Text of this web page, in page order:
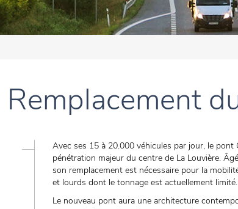
Remplacement
Avec ses 15 à 20.000 véhicules par jour, le pont
pénétration majeur du centre de La Louvière.
son remplacement est nécessaire pour la
et lourds dont le tonnage est actuellement limité.
Le nouveau pont aura une architecture